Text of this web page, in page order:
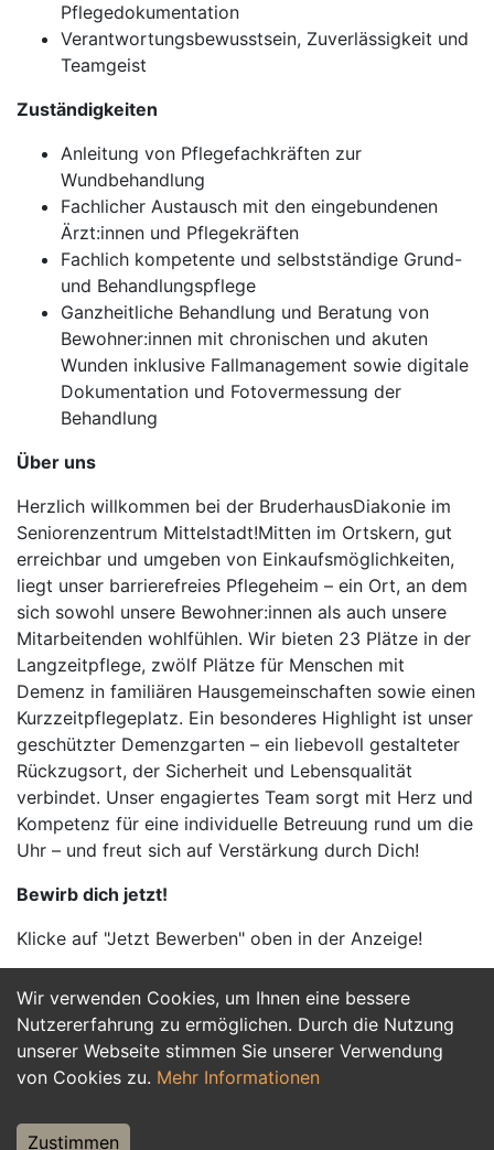
Wir verwenden Cookies, um Ihnen eine bessere
Nutzererfahrung zu ermöglichen. Durch die Nutzung
unserer Webseite stimmen Sie unserer Verwendung
von Cookies zu. Mehr Informationen
Zustimmen
Pflegedokumentation
Verantwortungsbewusstsein, Zuverlässigkeit und
Teamgeist
Zuständigkeiten
Anleitung von Pflegefachkräften zur
Wundbehandlung
Fachlicher Austausch mit den eingebundenen
Ärzt:innen und Pflegekräften
Fachlich kompetente und selbstständige Grund-
und Behandlungspflege
Ganzheitliche Behandlung und Beratung von
Bewohner:innen mit chronischen und akuten
Wunden inklusive Fallmanagement sowie digitale
Dokumentation und Fotovermessung der
Behandlung
Über uns
Herzlich willkommen bei der BruderhausDiakonie im
Seniorenzentrum Mittelstadt!Mitten im Ortskern, gut
erreichbar und umgeben von Einkaufsmöglichkeiten,
liegt unser barrierefreies Pflegeheim – ein Ort, an dem
sich sowohl unsere Bewohner:innen als auch unsere
Mitarbeitenden wohlfühlen. Wir bieten 23 Plätze in der
Langzeitpflege, zwölf Plätze für Menschen mit
Demenz in familiären Hausgemeinschaften sowie einen
Kurzzeitpflegeplatz. Ein besonderes Highlight ist unser
geschützter Demenzgarten – ein liebevoll gestalteter
Rückzugsort, der Sicherheit und Lebensqualität
verbindet. Unser engagiertes Team sorgt mit Herz und
Kompetenz für eine individuelle Betreuung rund um die
Uhr – und freut sich auf Verstärkung durch Dich!
Bewirb dich jetzt!
Klicke auf "Jetzt Bewerben" oben in der Anzeige!
Jetzt Bewerben